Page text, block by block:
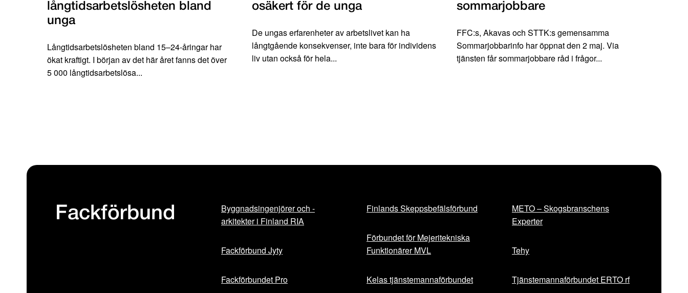
långtidsarbetslösheten bland
unga
Långtidsarbetslösheten bland 15–24-åringar har
ökat kraftigt. I början av det här året fanns det över
5 000 långtidsarbetslösa...
osäkert för de unga
De ungas erfarenheter av arbetslivet kan ha
långtgående konsekvenser, inte bara för individens
liv utan också för hela...
sommarjobbare
FFC:s, Akavas och STTK:s gemensamma
Sommarjobbarinfo har öppnat den 2 maj. Via
tjänsten får sommarjobbare råd i frågor...
Fackförbund
Byggnadsingenjörer och -
arkitekter i Finland RIA
Fackförbund Jyty
Fackförbundet Pro
Finlands Skeppsbefälsförbund
Förbundet för Mejeritekniska
Funktionärer MVL
Kelas tjänstemannaförbundet
METO – Skogsbranschens
Experter
Tehy
Tjänstemannaförbundet ERTO rf